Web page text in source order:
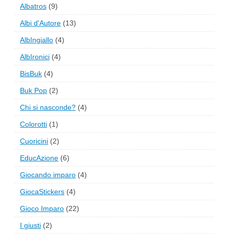
Albatros (9)
Albi d'Autore (13)
AlbIngiallo (4)
AlbIronici (4)
BisBuk (4)
Buk Pop (2)
Chi si nasconde? (4)
Colorotti (1)
Cuoricini (2)
EducAzione (6)
Giocando imparo (4)
GiocaStickers (4)
Gioco Imparo (22)
I giusti (2)